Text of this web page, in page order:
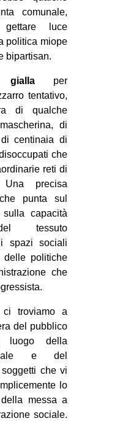
comunale,
luce
politica miope
bipartisan.
gialla per
tentativo,
di qualche
di
centinaia di
che
reti di
Una precisa
punta sul
capacità
tessuto
spazi sociali
politiche
che
troviamo a
del pubblico
della
e del
che vi
lo
messa a
sociale.